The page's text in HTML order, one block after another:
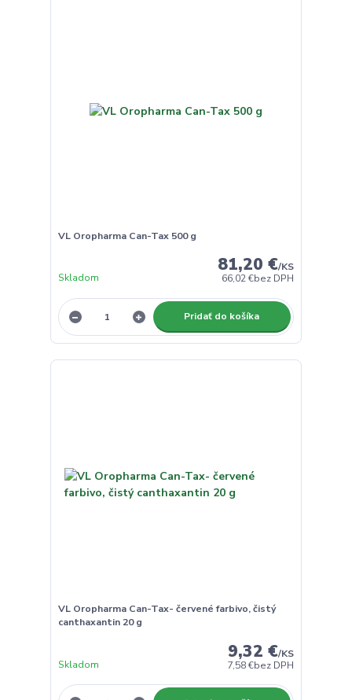
VL Oropharma Can-Tax 500 g
81,20 €/KS
66,02 €bez DPH
Skladom
Pridať do košíka
VL Oropharma Can-Tax- červené farbivo, čistý
canthaxantin 20 g
9,32 €/KS
7,58 €bez DPH
Skladom